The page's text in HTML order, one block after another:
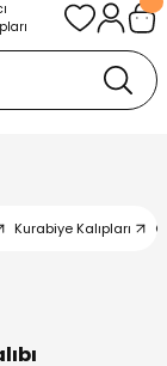
Kurabiye Kalıpları